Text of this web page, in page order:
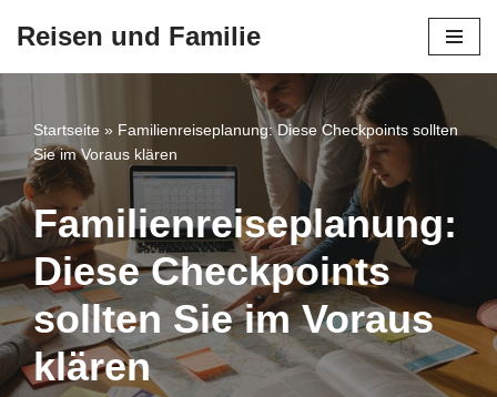
Reisen und Familie
Startseite » Familienreiseplanung: Diese Checkpoints sollten
Sie im Voraus klären
Familienreiseplanung:
Diese Checkpoints
sollten Sie im Voraus
klären